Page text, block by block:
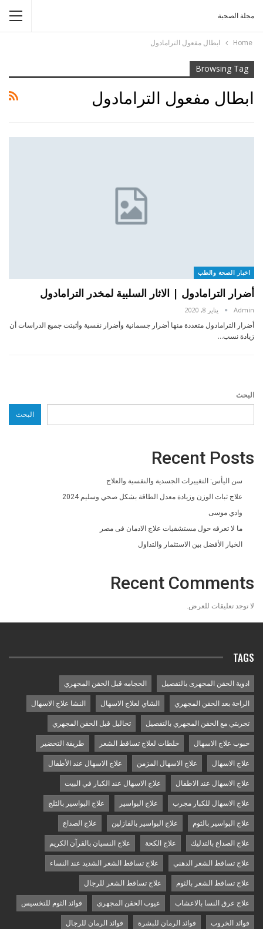
مجلة الصحبة
Home ابطال مفعول الترامادول
Browsing Tag
ابطال مفعول الترامادول
اخبار الصحة والطب
أضرار الترامادول | الاثار السلبية لمخدر الترامادول
Admin يناير 8, 2020
أضرار الترامادول متعددة منها أضرار جسمانية وأضرار نفسية وأثبتت جميع الدراسات أن
زيادة نسب…
البحث
البحث
Recent Posts
سن اليأس: التغييرات الجسدية والنفسية والعلاج
علاج ثبات الوزن وزيادة معدل الطاقة بشكل صحي وسليم 2024
وادي موسى
ما لا تعرفه حول مستشفيات علاج الادمان فى مصر
الخيار الأفضل بين الاستثمار والتداول
Recent Comments
لا توجد تعليقات للعرض.
TAGS
ادوية الحقن المجهرى بالتفصيل الحجامه قبل الحقن المجهري
الراحة بعد الحقن المجهري الشاي لعلاج الاسهال النشا علاج الاسهال
تجربتي مع الحقن المجهري بالتفصيل تحاليل قبل الحقن المجهري
حبوب علاج الاسهال خلطات لعلاج تساقط الشعر طريقة التحضير
علاج الاسهال علاج الاسهال المزمن علاج الاسهال عند الأطفال
علاج الاسهال عند الاطفال علاج الاسهال عند الكبار في البيت
علاج الاسهال للكبار مجرب علاج البواسير علاج البواسير بالثلج
علاج البواسير بالثوم علاج البواسير بالفازلين علاج الصداع
علاج الصداع بالتدليك علاج الكحة علاج النسيان بالقرآن الكريم
علاج تساقط الشعر الدهني علاج تساقط الشعر الشديد عند النساء
علاج تساقط الشعر بالثوم علاج تساقط الشعر للرجال
علاج عرق النسا بالاعشاب عيوب الحقن المجهري فوائد الثوم للتخسيس
فوائد الخروب فوائد الرمان للبشرة فوائد الرمان للرجال